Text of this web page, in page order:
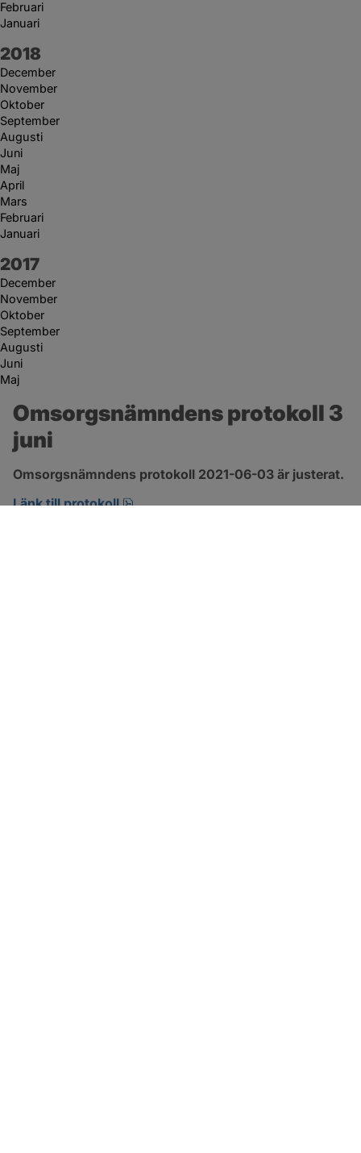
Februari
Januari
År:
2018
December
November
Oktober
September
Augusti
Juni
Maj
April
Mars
Februari
Januari
År:
2017
December
November
Oktober
September
Augusti
Juni
Maj
Omsorgsnämndens protokoll 3
juni
Omsorgsnämndens protokoll 2021-06-03 är justerat.
Länk till protokoll
pdf, 303.4 kB, öppnas i nytt fönster.